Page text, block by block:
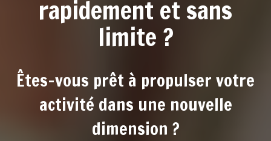
rapidement et sans
limite ?
Êtes-vous prêt à propulser votre
activité dans une nouvelle
dimension ?